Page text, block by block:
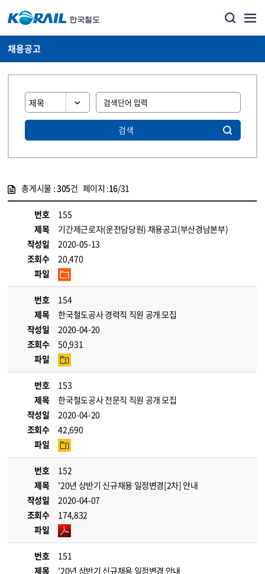
채용공고
검색
총게시물 :305건 페이지 :16/31
번호
155
제목
기간제근로자(운전담당원) 채용공고(부산경남본부)
작성일
2020-05-13
조회수
20,470
파일
번호
154
제목
한국철도공사 경력직 직원 공개 모집
작성일
2020-04-20
조회수
50,931
파일
번호
153
제목
한국철도공사 전문직 직원 공개 모집
작성일
2020-04-20
조회수
42,690
파일
번호
152
제목
'20년 상반기 신규채용 일정변경[2차] 안내
작성일
2020-04-07
조회수
174,832
파일
번호
151
제목
'20년 상반기 신규채용 일정변경 안내